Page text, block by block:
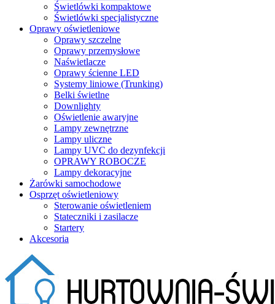
Świetlówki kompaktowe
Świetlówki specjalistyczne
Oprawy oświetleniowe
Oprawy szczelne
Oprawy przemysłowe
Naświetlacze
Oprawy ścienne LED
Systemy liniowe (Trunking)
Belki świetlne
Downlighty
Oświetlenie awaryjne
Lampy zewnętrzne
Lampy uliczne
Lampy UVC do dezynfekcji
OPRAWY ROBOCZE
Lampy dekoracyjne
Żarówki samochodowe
Osprzęt oświetleniowy
Sterowanie oświetleniem
Stateczniki i zasilacze
Startery
Akcesoria